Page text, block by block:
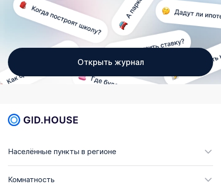
Открыть журнал
Населённые пункты в регионе
Комнатность